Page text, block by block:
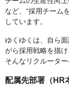
など、“採用チーム
しています。
ゆくゆくは、自ら
がら採用戦略を描け
そんなリクルータ
配属先部署（HR